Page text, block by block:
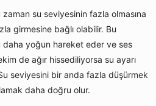
su seviyesinin fazla olmasına
girmesine bağlı olabilir. Bu
daha yoğun hareket eder ve ses
de ağır hissediliyorsa su ayarı
seviyesini bir anda fazla düşürmek
daha doğru olur.